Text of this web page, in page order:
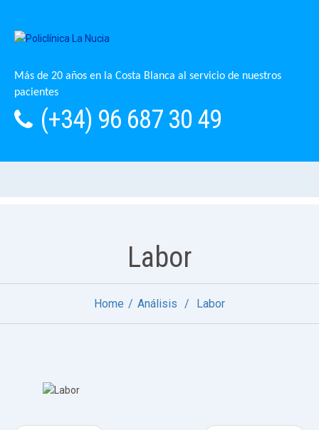
Más de 20 años en la Costa Blanca al servicio de nuestros
pacientes
(+34) 96 687 30 49
Labor
Home Análisis Labor